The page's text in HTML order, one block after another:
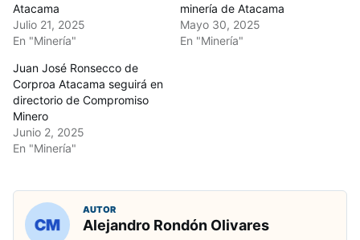
Atacama
Julio 21, 2025
En "Minería"
minería de Atacama
Mayo 30, 2025
En "Minería"
Juan José Ronsecco de
Corproa Atacama seguirá en
directorio de Compromiso
Minero
Junio 2, 2025
En "Minería"
AUTOR
Alejandro Rondón Olivares